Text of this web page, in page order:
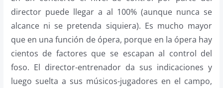
director puede llegar a al 100% (aunque nunca se
alcance ni se pretenda siquiera). Es mucho mayor
que en una función de ópera, porque en la ópera hay
cientos de factores que se escapan al control del
foso. El director-entrenador da sus indicaciones y
luego suelta a sus músicos-jugadores en el campo,